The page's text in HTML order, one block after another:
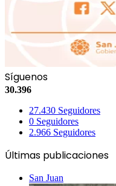
Síguenos
30.396
27.430 Seguidores
0 Seguidores
2.966 Seguidores
Últimas publicaciones
San Juan